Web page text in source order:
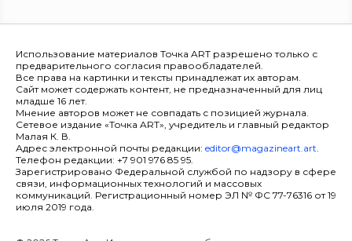
Использование материалов Точка ART разрешено только с
предварительного согласия правообладателей.
Все права на картинки и тексты принадлежат их авторам.
Сайт может содержать контент, не предназначенный для лиц
младше 16 лет.
Мнение авторов может не совпадать с позицией журнала.
Сетевое издание «Точка ART», учредитель и главный редактор
Малая К. В.
Адрес электронной почты редакции: editor@magazineart.art.
Телефон редакции: +7 901 976 85 95.
Зарегистрировано Федеральной службой по надзору в сфере
связи, информационных технологий и массовых
коммуникаций. Регистрационный номер ЭЛ № ФС 77-76316 от 19
июля 2019 года.